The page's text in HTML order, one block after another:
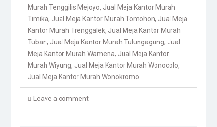
Murah Tenggilis Mejoyo, Jual Meja Kantor Murah
Timika, Jual Meja Kantor Murah Tomohon, Jual Meja
Kantor Murah Trenggalek, Jual Meja Kantor Murah
Tuban, Jual Meja Kantor Murah Tulungagung, Jual
Meja Kantor Murah Wamena, Jual Meja Kantor
Murah Wiyung, Jual Meja Kantor Murah Wonocolo,
Jual Meja Kantor Murah Wonokromo
Leave a comment